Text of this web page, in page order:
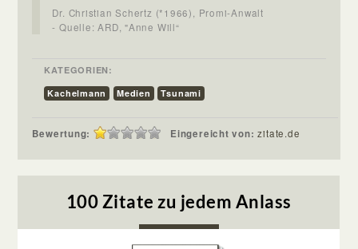
Dr. Christian Schertz (*1966), Promi-Anwalt
- Quelle: ARD, "Anne Will“
KATEGORIEN:
Kachelmann
Medien Tsunami
Bewertung: Eingereicht von:zitate.de